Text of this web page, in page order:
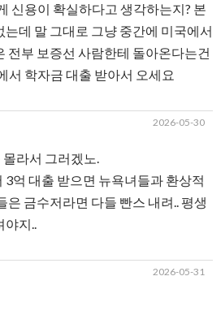
신용이 확실하다고 생각하는지? 본
는데 말 그대로 그냥 중간에 미국에서
전부 보증선 사람한테 돌아온다는건
서 학자금 대출 받아서 오세요
2026-05-30
라서 그러겠노.
3억 대출 받으면 뉴욕녀들과 환상적
은 금수저라면 다들 빤스 내려.. 평생
야지..
2026-05-31